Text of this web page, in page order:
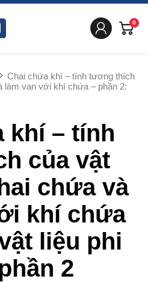
0
Chai chứa khí – tính tương thích
làm van với khí chứa – phần 2:
khí – tính
của vật
chứa và
khí chứa
liệu phi
2